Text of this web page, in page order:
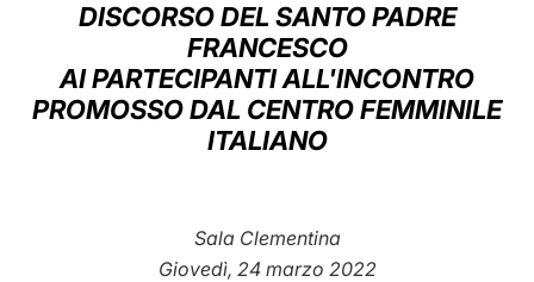
العربيّة
中文
LATINE
DISCORSO DEL SANTO PADRE
FRANCESCO
AI PARTECIPANTI ALL'INCONTRO
PROMOSSO DAL CENTRO FEMMINILE
ITALIANO
Sala Clementina
Giovedì, 24 marzo 2022